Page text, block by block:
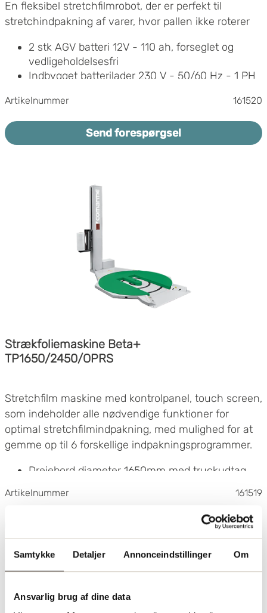
Samtykke Detaljer Annonceindstillinger Om
Ansvarlig brug af dine data
En fleksibel stretchfilmrobot, der er perfekt til
stretchindpakning af varer, hvor pallen ikke roterer
2 stk AGV batteri 12V - 110 ah, forseglet og
vedligeholdelsesfri
Indbygget batterilader 230 V - 50/60 Hz - 1 PH
Indstilling af spoleholderhastighed op/ned
individuelt
Mast 2400mm
Individuel indstilling af antal rotationer i
250% og simpelt lastesystem for filmrulle
Mulighed for at justere, hvor stramt filmen
trækkes mod varerne
Fotocelle til højdelæsning og for sorte og blanke
Geomagnetisk kompas
Mulighed for at forprogrammere 6 + 1
Min. pallestørrelse: 400x600 mm
Artikelnummer 161520
Send forespørgsel
Strækfoliemaskine Beta+
TP1650/2450/OPRS
Stretchfilm maskine med kontrolpanel, touch screen,
som indeholder alle nødvendige funktioner for
optimal stretchfilmindpakning, med mulighed for at
gemme op til 6 forskellige indpakningsprogrammer.
Drejebord diameter 1650mm med truckudtag
Maks last 1200kg
Blød opstart og blød stop for drejebordet
Variabel hastighed drejebord 5-12 rpm
Maksimal indpakningshøjde: 2450 mm (2500
mm)
Filmvogn med motorforstræk PRS - 250%
Mulighed for at justere hvor stramt filmen
Artikelnummer 161519